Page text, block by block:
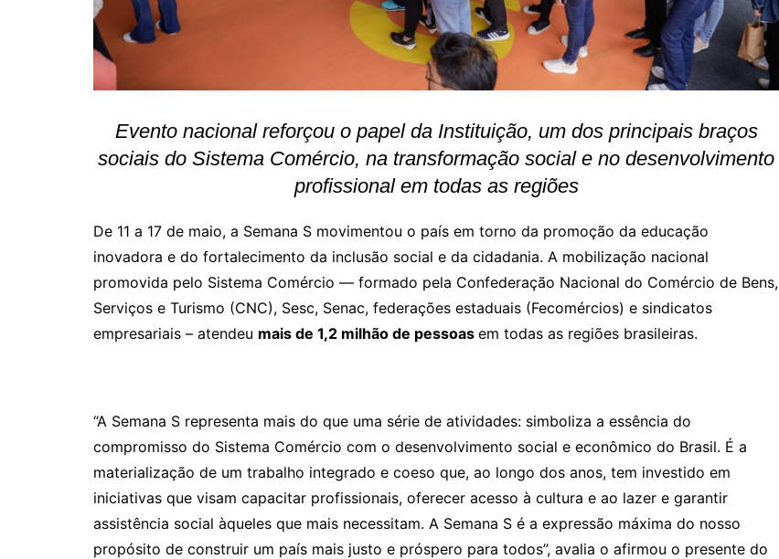
Evento nacional reforçou o papel da Instituição, um dos principais braços
sociais do Sistema Comércio, na transformação social e no desenvolvimento
profissional em todas as regiões
De 11 a 17 de maio, a Semana S movimentou o país em torno da promoção da educação
inovadora e do fortalecimento da inclusão social e da cidadania. A mobilização nacional
promovida pelo Sistema Comércio — formado pela Confederação Nacional do Comércio de Bens,
Serviços e Turismo (CNC), Sesc, Senac, federações estaduais (Fecomércios) e sindicatos
empresariais – atendeu mais de 1,2 milhão de pessoas em todas as regiões brasileiras.
“A Semana S representa mais do que uma série de atividades: simboliza a essência do
compromisso do Sistema Comércio com o desenvolvimento social e econômico do Brasil. É a
materialização de um trabalho integrado e coeso que, ao longo dos anos, tem investido em
iniciativas que visam capacitar profissionais, oferecer acesso à cultura e ao lazer e garantir
assistência social àqueles que mais necessitam. A Semana S é a expressão máxima do nosso
propósito de construir um país mais justo e próspero para todos”, avalia o afirmou o presente do